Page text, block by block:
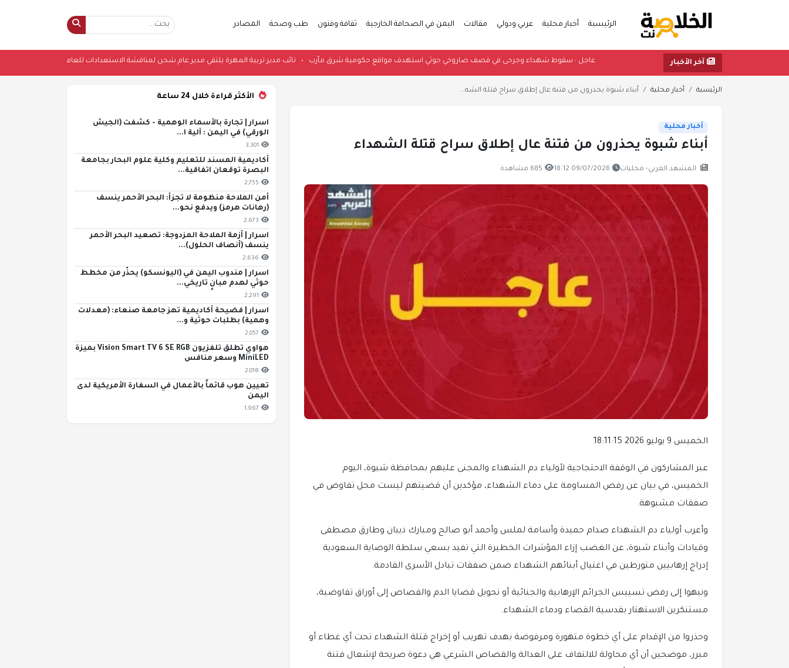
الرئيسية أخبار محلية عربي ودولي مقالات اليمن في الصحافة الخارجية ثقافة وفنون طب وصحة المصادر
آخر الأخبار عاجل : سقوط شهداء وجرحى في قصف صاروخي حوثي استهدف مواقع حكومية شرق مأرب• نائب مدير تربية المهرة يلتقي مدير عام شحن لمناقشة الاستعدادات للعام الدراسي
الرئيسية أخبار محلية أبناء شبوة يحذرون من فتنة عال إطلاق سراح قتلة الشه...
أخبار محلية
أبناء شبوة يحذرون من فتنة عال إطلاق سراح قتلة الشهداء
المشهد العربي- محليات 09/07/2026 18:12 685 مشاهدة
الخميس 9 يوليو 2026 18:11:15
عبر المشاركون في الوقفة الاحتجاجية لأولياء دم الشهداء والمجنى عليهم بمحافظة شبوة، اليوم
الخميس، في بيان عن رفض المساومة على دماء الشهداء، مؤكدين أن قضيتهم ليست محل تفاوض في
صفقات مشبوهة.
وأعرب أولياء دم الشهداء صدام حميدة وأسامة لملس وأحمد أبو صالح ومبارك ذيبان وطارق مصطفى
وقيادات وأبناء شبوة، عن الغضب إزاء المؤشرات الخطيرة التي تفيد بسعي سلطة الوصاية السعودية
إدراج إرهابيين متورطين في اغتيال أبنائهم الشهداء ضمن صفقات تبادل الأسرى القادمة.
ونبهوا إلى رفض تسييس الجرائم الإرهابية والجنائية أو تحويل قضايا الدم والقصاص إلى أوراق تفاوضية،
مستنكرين الاستهتار بقدسية القضاء ودماء الشهداء.
وحذروا من الإقدام على أي خطوة متهورة ومرفوضة بهدف تهريب أو إخراج قتلة الشهداء تحت أي غطاء أو
مبرر، موضحين أن أي محاولة للالتفاف على العدالة والقصاص الشرعي هي دعوة صريحة لإشعال فتنة
الأكثر قراءة خلال 24 ساعة
اسرار | تجارة بالأسماء الوهمية - كشفت (الجيش
الورقي) في اليمن : آلية ا...
3,301
أكاديمية المسند للتعليم وكلية علوم البحار بجامعة
البصرة توقعان اتفاقية...
2,755
أمن الملاحة منظومة لا تجزأ: البحر الأحمر ينسف
(رهانات هرمز) ويدفع نحو...
2,673
اسرار | أزمة الملاحة المزدوجة: تصعيد البحر الأحمر
ينسف (أنصاف الحلول)...
2,636
اسرار | مندوب اليمن في (اليونسكو) يحذّر من مخطط
حوثي لهدم مبانٍ تاريخي...
2,291
اسرار | فضيحة أكاديمية تهز جامعة صنعاء: (معدلات
وهمية) بطلبات حوثية و...
2,057
هواوي تطلق تلفزيون Vision Smart TV 6 SE RGB بميزة
MiniLED وسعر منافس
2,018
تعيين هوب قائماً بالأعمال في السفارة الأمريكية لدى
اليمن
1,967